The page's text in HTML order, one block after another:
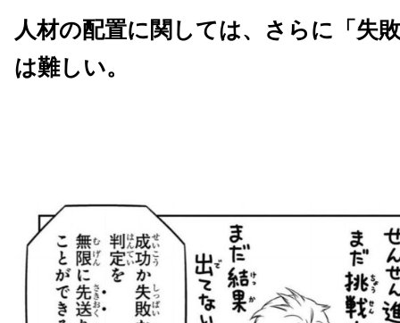
人材の配置に関しては、さらに「失
は難しい。